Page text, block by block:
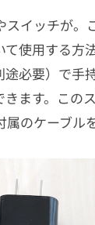
スイッチが。
使用する方
必要）で手
ます。この
のケーブル